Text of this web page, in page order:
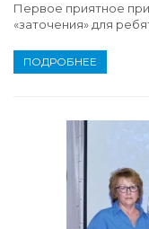
Первое приятное
«заточения» для
ПОДРОБНЕЕ